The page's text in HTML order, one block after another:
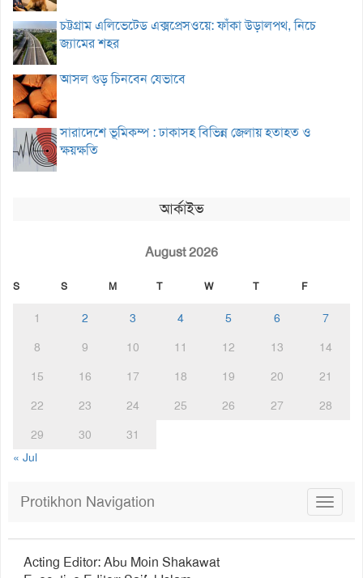
চট্টগ্রাম এলিভেটেড এক্সপ্রেসওয়ে: ফাঁকা উড়ালপথ, নিচে
জ্যামের শহর
আসল গুড় চিনবেন যেভাবে
সারাদেশে ভূমিকম্প : ঢাকাসহ বিভিন্ন জেলায় হতাহত ও
ক্ষয়ক্ষতি
আর্কাইভ
August 2026
S S M T W T F
1 2 3 4 5 6
7
8
9 10 11 12 13
14
15
16 17 18 19 20
21
22
23 24 25 26 27
28
29
30
31
« Jul
Toggle
Protikhon Navigation
Acting Editor: Abu Moin Shakawat